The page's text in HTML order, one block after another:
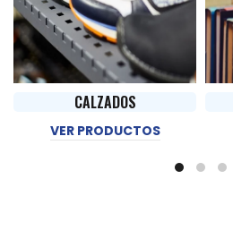
CALZADOS
VER PRODUCTOS